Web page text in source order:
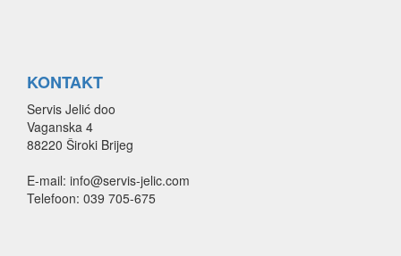
KONTAKT
Servis Jelić doo
Vaganska 4
88220 Široki Brijeg
E-mail: info@servis-jelic.com
Telefoon: 039 705-675